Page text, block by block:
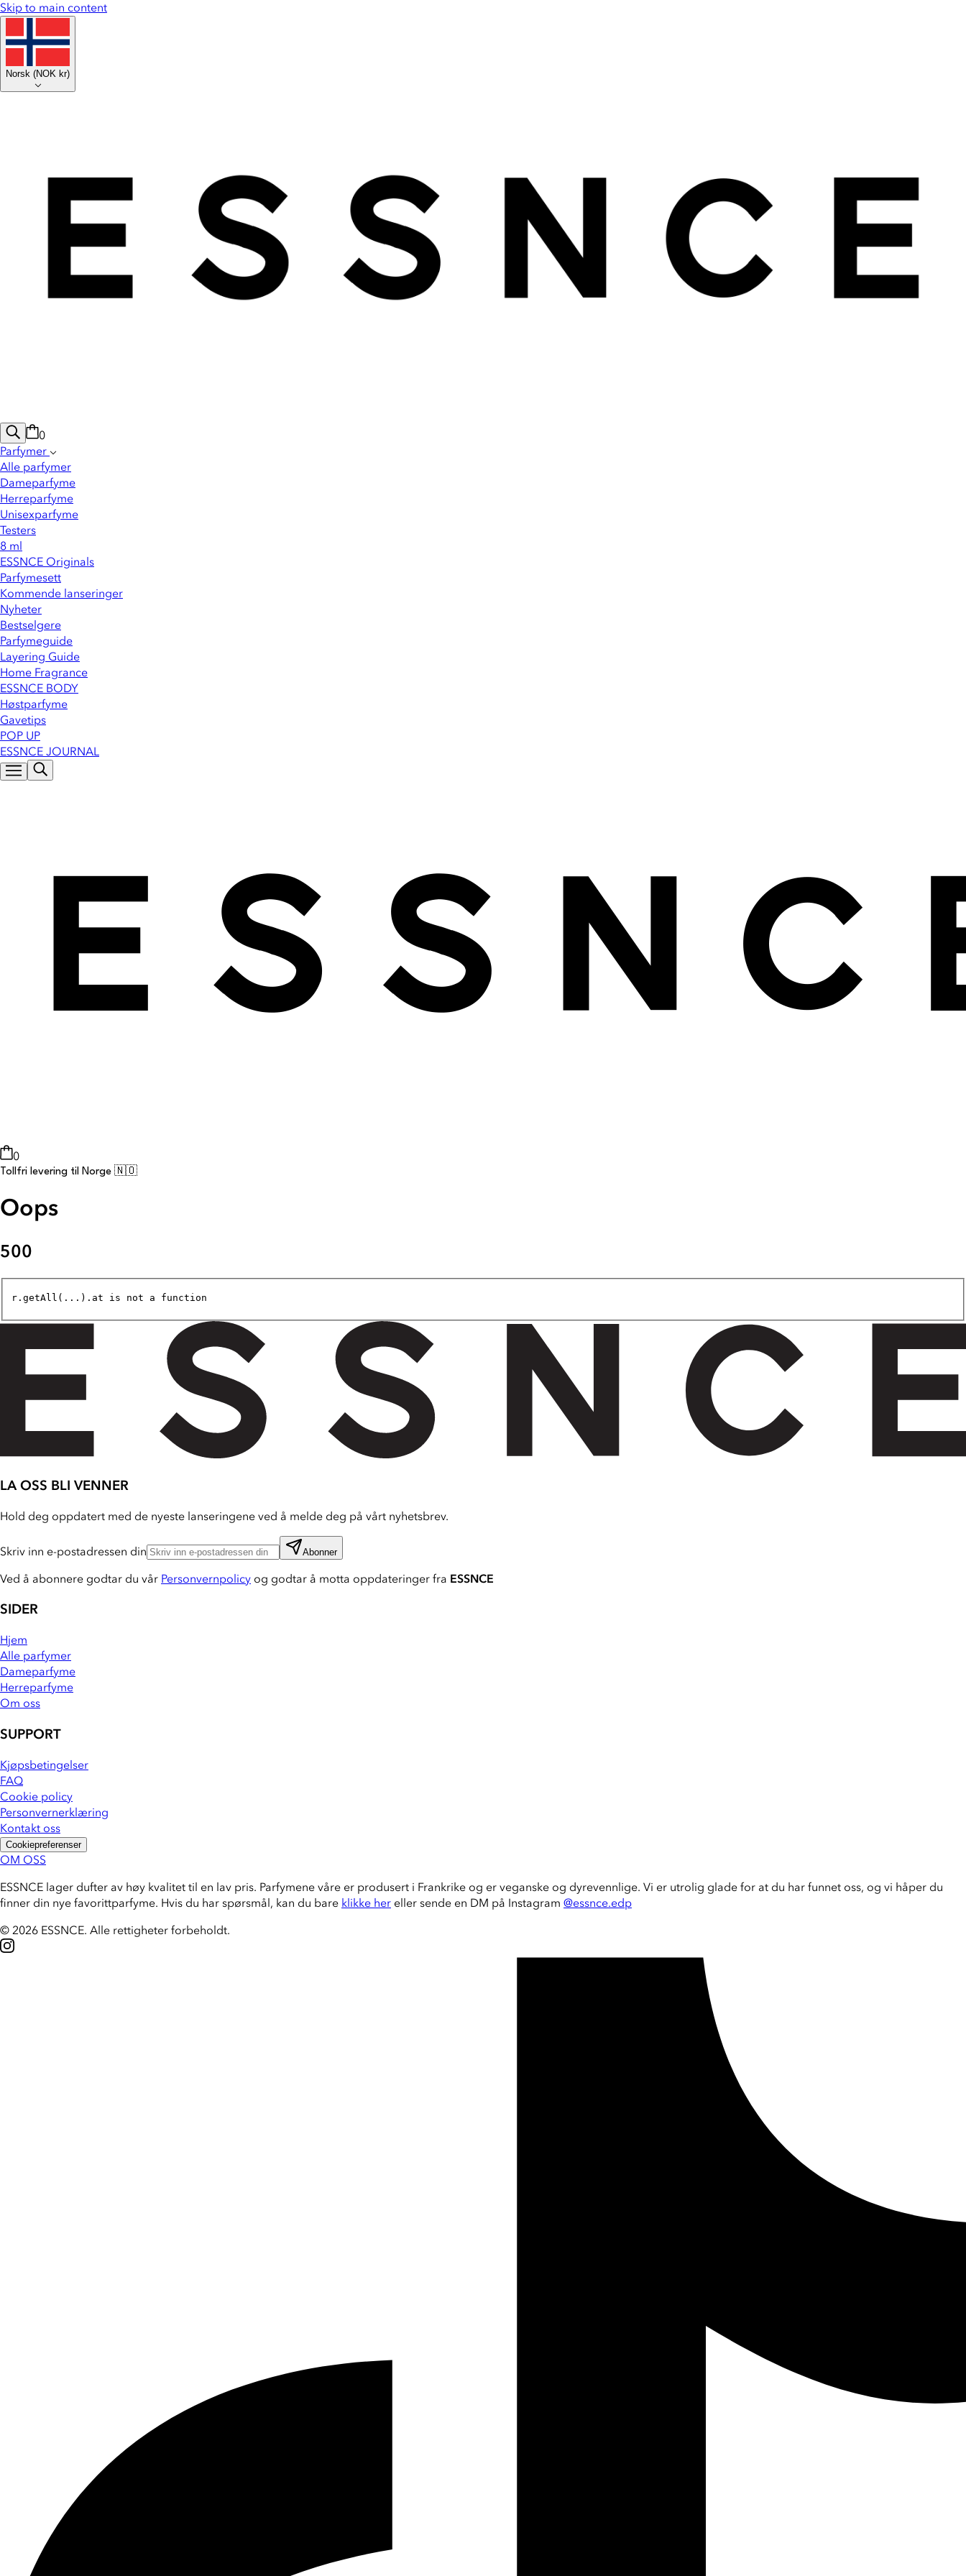
Skip to main content
Norsk (NOK kr)
0
Parfymer
Alle parfymer
Dameparfyme
Herreparfyme
Unisexparfyme
Testers
8 ml
ESSNCE Originals
Parfymesett
Kommende lanseringer
Nyheter
Bestselgere
Parfymeguide
Layering Guide
Home Fragrance
ESSNCE BODY
Høstparfyme
Gavetips
POP UP
ESSNCE JOURNAL
0
Tollfri levering til Norge 🇳🇴
Oops
500
r.getAll(...).at is not a function
LA OSS BLI VENNER
Hold deg oppdatert med de nyeste lanseringene ved å melde deg på vårt nyhetsbrev.
Skriv inn e-postadressen din Abonner
Ved å abonnere godtar du vår Personvernpolicy og godtar å motta oppdateringer fra ESSNCE
SIDER
Hjem
Alle parfymer
Dameparfyme
Herreparfyme
Om oss
SUPPORT
Kjøpsbetingelser
FAQ
Cookie policy
Personvernerklæring
Kontakt oss
Cookiepreferenser
OM OSS
ESSNCE lager dufter av høy kvalitet til en lav pris. Parfymene våre er produsert i Frankrike og er veganske og dyrevennlige. Vi er utrolig glade for at du har funnet oss, og vi håper du
finner din nye favorittparfyme. Hvis du har spørsmål, kan du bare klikke her eller sende en DM på Instagram @essnce.edp
© 2026 ESSNCE. Alle rettigheter forbeholdt.